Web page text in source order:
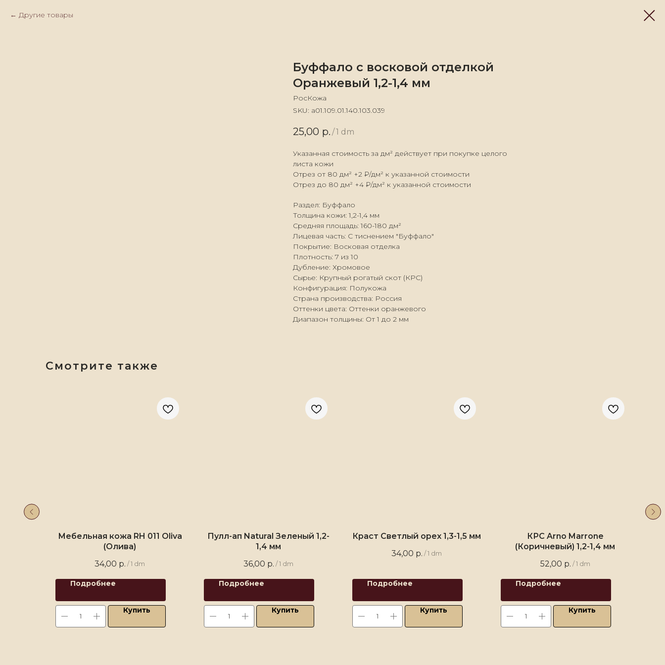
Другие товары
Буффало с восковой отделкой
Оранжевый 1,2-1,4 мм
РосКожа
SKU: а01.109.01.140.103.039
25,00 р. /1 dm
Указанная стоимость за дм² действует при покупке целого
листа кожи
Отрез от 80 дм² +2 ₽/дм² к указанной стоимости
Отрез до 80 дм² +4 ₽/дм² к указанной стоимости
Раздел: Буффало
Толщина кожи: 1,2-1,4 мм
Средняя площадь: 160-180 дм²
Лицевая часть: С тиснением "Буффало"
Покрытие: Восковая отделка
Плотность: 7 из 10
Дубление: Хромовое
Сырье: Крупный рогатый скот (КРС)
Конфигурация: Полукожа
Страна производства: Россия
Оттенки цвета: Оттенки оранжевого
Диапазон толщины: От 1 до 2 мм
Смотрите также
Мебельная кожа RH 011 Oliva
(Олива)
34,00 р. / 1 dm
Подробнее
Купить
Пулл-ап Natural Зеленый 1,2-
1,4 мм
36,00 р. / 1 dm
Подробнее
Купить
Краст Светлый орех 1,3-1,5 мм
34,00 р. / 1 dm
Подробнее
Купить
КРС Arno Marrone
(Коричневый) 1,2-1,4 мм
52,00 р. / 1 dm
Подробнее
Купить